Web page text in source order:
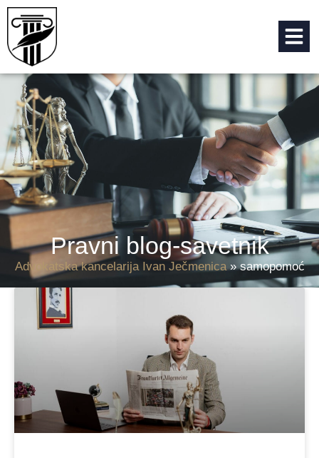
Pravni blog-savetnik
Advokatska kancelarija Ivan Ječmenica»samopomoć